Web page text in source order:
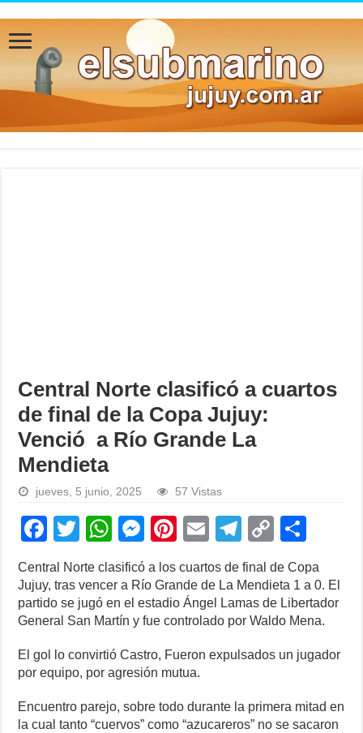
Central Norte clasificó a cuartos
de final de la Copa Jujuy:
Venció a Río Grande La
Mendieta
jueves, 5 junio, 2025 57 Vistas
F
a
c
e
b
o
o
k
T
tt
er
W
h
at
s
A
p
p
M
ss
e
n
g
er
Pi
er
e
st
E
m
ail
T
el
e
gr
a
m
C
o
p
y
Li
n
ar
e
Central Norte clasificó a los cuartos de final de Copa
Jujuy, tras vencer a Río Grande de La Mendieta 1 a 0. El
partido se jugó en el estadio Ángel Lamas de Libertador
General San Martín y fue controlado por Waldo Mena.
El gol lo convirtió Castro, Fueron expulsados un jugador
por equipo, por agresión mutua.
Encuentro parejo, sobre todo durante la primera mitad en
la cual tanto “cuervos” como “azucareros” no se sacaron